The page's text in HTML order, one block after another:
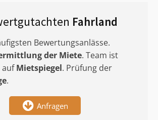
Fahrland
Bewertungsanlässe.
der Miete. Team ist
aufMietspiegel. Prüfung der
.
Anfragen